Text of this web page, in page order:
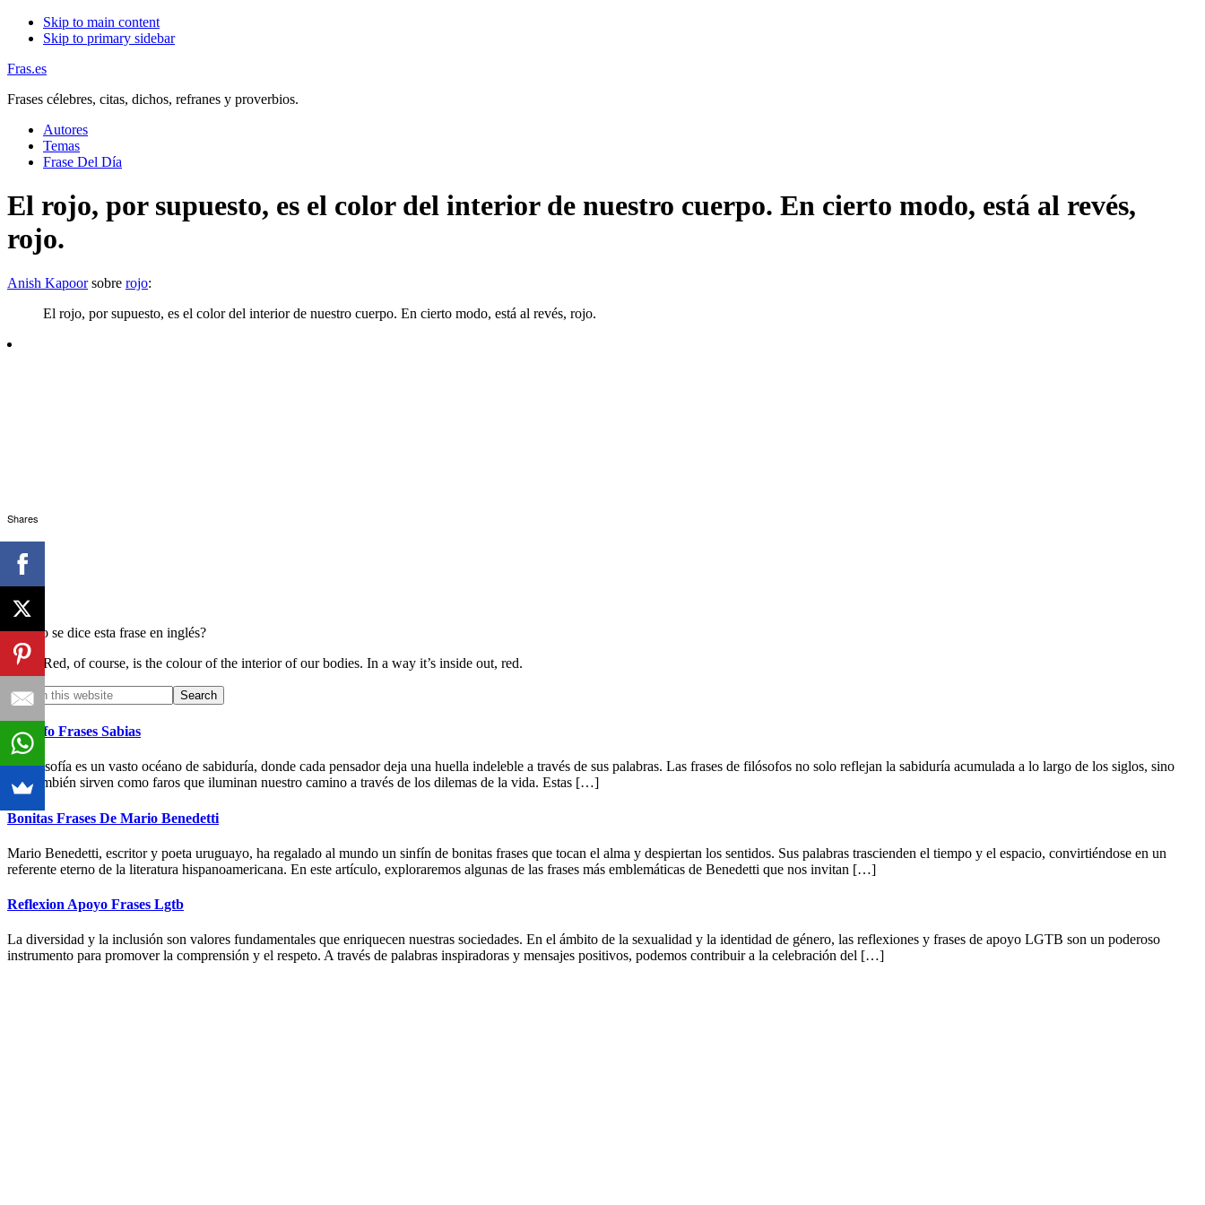
Skip to main content
Skip to primary sidebar
Fras.es
Frases célebres, citas, dichos, refranes y proverbios.
Autores
Temas
Frase Del Día
El rojo, por supuesto, es el color del interior de nuestro cuerpo. En cierto modo, está al revés,
rojo.
Anish Kapoorsobre rojo:
El rojo, por supuesto, es el color del interior de nuestro cuerpo. En cierto modo, está al revés, rojo.
¿Cómo se dice esta frase en inglés?
Red, of course, is the colour of the interior of our bodies. In a way it’s inside out, red.
Primary
Sidebar
Search
this
website
Filosofo Frases Sabias
La filosofía es un vasto océano de sabiduría, donde cada pensador deja una huella indeleble a través de sus palabras. Las frases de filósofos no solo reflejan la sabiduría acumulada a lo largo de los siglos, sino
que también sirven como faros que iluminan nuestro camino a través de los dilemas de la vida. Estas […]
Bonitas Frases De Mario Benedetti
Mario Benedetti, escritor y poeta uruguayo, ha regalado al mundo un sinfín de bonitas frases que tocan el alma y despiertan los sentidos. Sus palabras trascienden el tiempo y el espacio, convirtiéndose en un
referente eterno de la literatura hispanoamericana. En este artículo, exploraremos algunas de las frases más emblemáticas de Benedetti que nos invitan […]
Reflexion Apoyo Frases Lgtb
La diversidad y la inclusión son valores fundamentales que enriquecen nuestras sociedades. En el ámbito de la sexualidad y la identidad de género, las reflexiones y frases de apoyo LGTB son un poderoso
instrumento para promover la comprensión y el respeto. A través de palabras inspiradoras y mensajes positivos, podemos contribuir a la celebración del […]
Shares